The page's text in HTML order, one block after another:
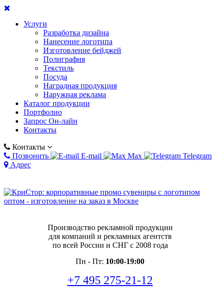
Услуги
Разработка дизайна
Нанесение логотипа
Изготовление бейджей
Полиграфия
Текстиль
Посуда
Наградная продукция
Наружная реклама
Каталог продукции
Портфолио
Запрос Он-лайн
Контакты
Контакты
Позвонить
E-mail Max
Telegram
Адрес
Производство рекламной продукции
для компаний и рекламных агентств
по всей России и СНГ с 2008 года
Пн - Пт: 10:00-19:00
+7 495 275-21-12